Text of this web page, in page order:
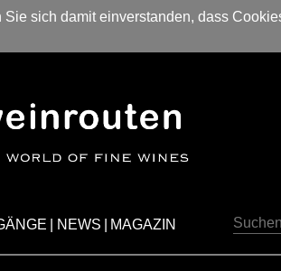
sich damit einverstanden, dass
NEWS MAGAZIN